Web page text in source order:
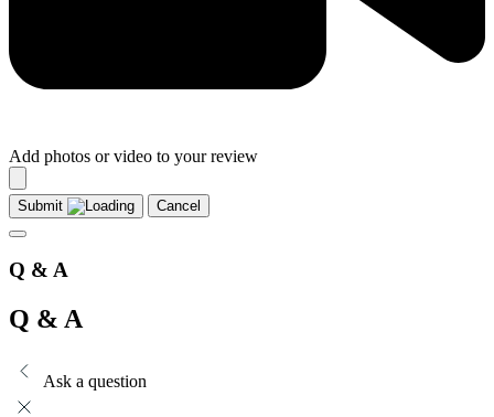
Add photos or video to your review
Submit Cancel
Q & A
Q & A
Ask a question